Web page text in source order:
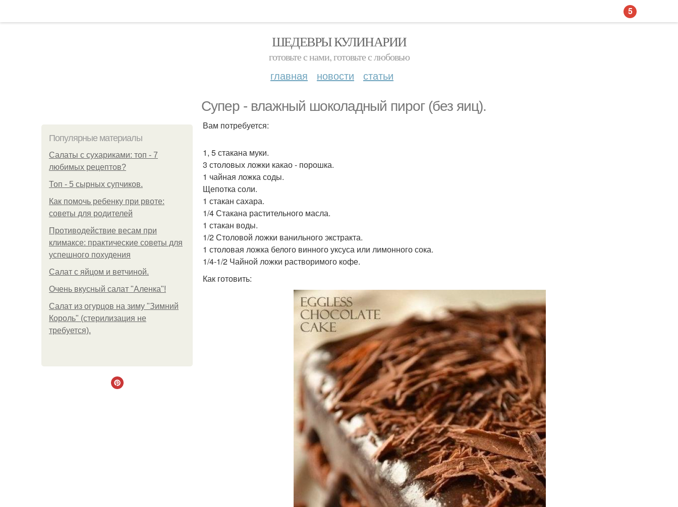
ШЕДЕВРЫ КУЛИНАРИИ
готовьте с нами, готовьте с любовью
главная новости статьи
Супер - влажный шоколадный пирог (без яиц).
Популярные материалы
Салаты с сухариками: топ - 7
любимых рецептов?
Топ - 5 сырных супчиков.
Как помочь ребенку при рвоте:
советы для родителей
Противодействие весам при
климаксе: практические советы для
успешного похудения
Салат с яйцом и ветчиной.
Очень вкусный салат "Аленка"!
Салат из огурцов на зиму "Зимний
Король" (стерилизация не
требуется).
Вам потребуется:
1, 5 стакана муки.
3 столовых ложки какао - порошка.
1 чайная ложка соды.
Щепотка соли.
1 стакан сахара.
1/4 Стакана растительного масла.
1 стакан воды.
1/2 Столовой ложки ванильного экстракта.
1 столовая ложка белого винного уксуса или лимонного сока.
1/4-1/2 Чайной ложки растворимого кофе.
Как готовить:
5